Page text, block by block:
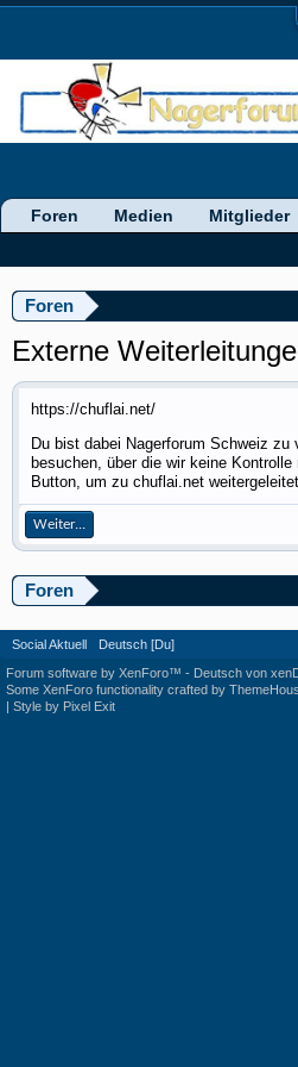
Foren
Externe
https://chuflai.net/
Du bist dabei Nagerforum Schweiz
besuchen, über die wir keine
Button, um zu chuflai.net
Weiter...
Foren
Foren Medien Mitglieder
Social Aktuell Deutsch [Du]
Forum software by XenForo™ - Deutsch von
Some XenForo functionality crafted by
| Style by Pixel Exit